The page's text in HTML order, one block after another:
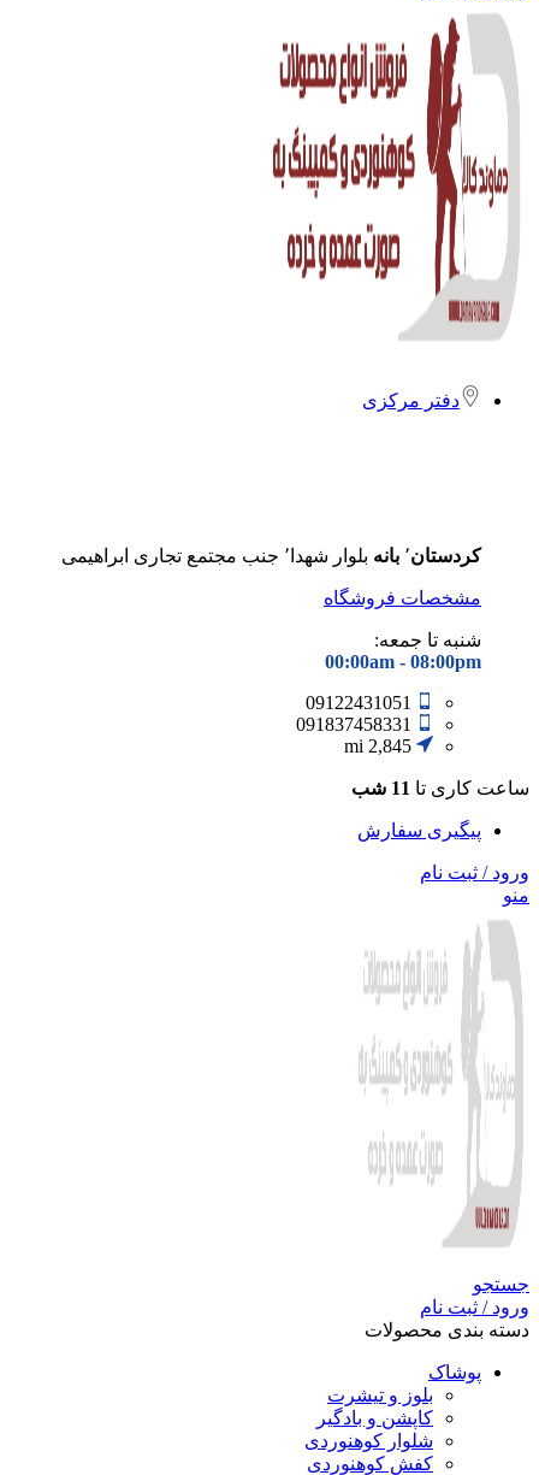
دفتر مرکزی
کردستان٬ بانه بلوار شهدا٬ جنب مجتمع تجاری ابراهیمی
مشخصات فروشگاه
شنبه تا جمعه:
00:00am - 08:00pm
09122431051
091837458331
2,845 mi
ساعت کاری تا 11 شب
پیگیری سفارش
ورود / ثبت نام
منو
جستجو
ورود / ثبت نام
دسته بندی محصولات
پوشاک
بلوز و تیشرت
کاپشن و بادگیر
شلوار کوهنوردی
کفش کوهنوردی